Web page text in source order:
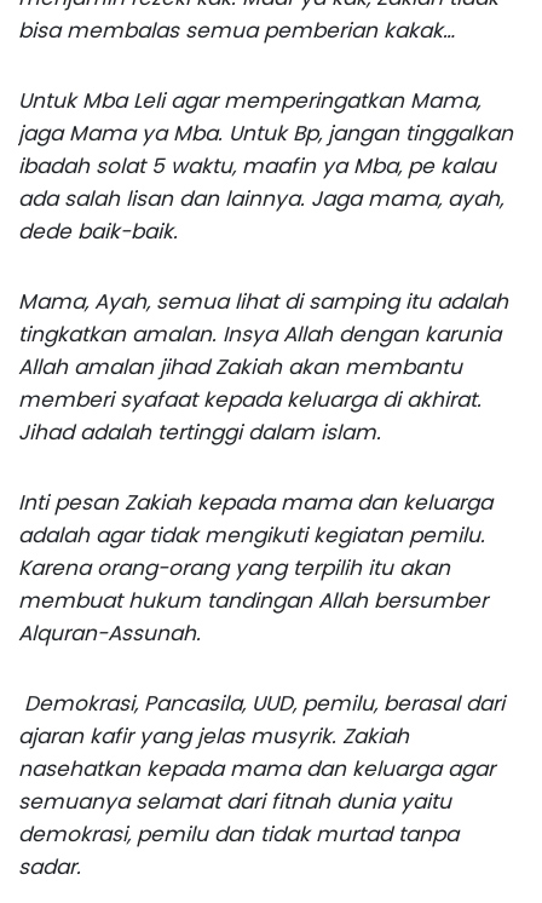
bisa membalas semua pemberian kakak…
Untuk Mba Leli agar memperingatkan Mama,
jaga Mama ya Mba. Untuk Bp, jangan tinggalkan
ibadah solat 5 waktu, maafin ya Mba, pe kalau
ada salah lisan dan lainnya. Jaga mama, ayah,
dede baik-baik.
Mama, Ayah, semua lihat di samping itu adalah
tingkatkan amalan. Insya Allah dengan karunia
Allah amalan jihad Zakiah akan membantu
memberi syafaat kepada keluarga di akhirat.
Jihad adalah tertinggi dalam islam.
Inti pesan Zakiah kepada mama dan keluarga
adalah agar tidak mengikuti kegiatan pemilu.
Karena orang-orang yang terpilih itu akan
membuat hukum tandingan Allah bersumber
Alquran-Assunah.
Demokrasi, Pancasila, UUD, pemilu, berasal dari
ajaran kafir yang jelas musyrik. Zakiah
nasehatkan kepada mama dan keluarga agar
semuanya selamat dari fitnah dunia yaitu
demokrasi, pemilu dan tidak murtad tanpa
sadar.